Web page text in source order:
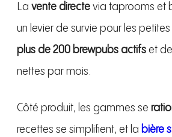
La vente directevia taprooms et
un levier de survie pour les
plus de 200 brewpubs actifset
nettes par mois.
Côté produit, les gammes se
recettes se simplifient, et la bière